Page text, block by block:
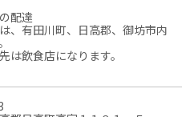
の配達
、有田川町、日高郡、御坊市内
。
は飲食店になります。